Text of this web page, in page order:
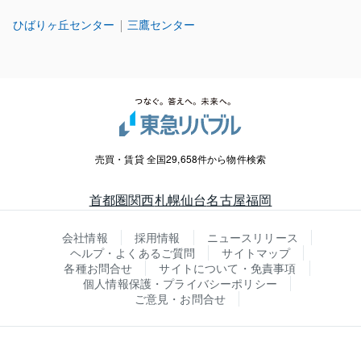
ひばりヶ丘センター 三鷹センター
売買・賃貸 全国29,658件から物件検索
首都圏関西札幌仙台名古屋福岡
会社情報 採用情報
ニュースリリース
ヘルプ・よくあるご質問
サイトマップ
各種お問合せ
サイトについて・免責事項
個人情報保護・プライバシーポリシー
ご意見・お問合せ